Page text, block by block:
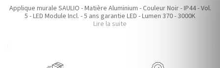
Applique murale SAULIO - Matière Aluminium - Couleur Noir - IP44 - Vol.
5 - LED Module Incl. - 5 ans garantie LED - Lumen 370 - 3000K
Lire la suite